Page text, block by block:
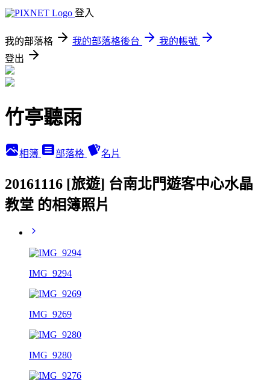
登入
我的部落格 我的部落格後台
我的帳號
登出
竹亭聽雨
相簿 部落格 名片
20161116 [旅遊] 台南北門遊客中心水晶
教堂 的相簿照片
IMG_9294
IMG_9269
IMG_9280